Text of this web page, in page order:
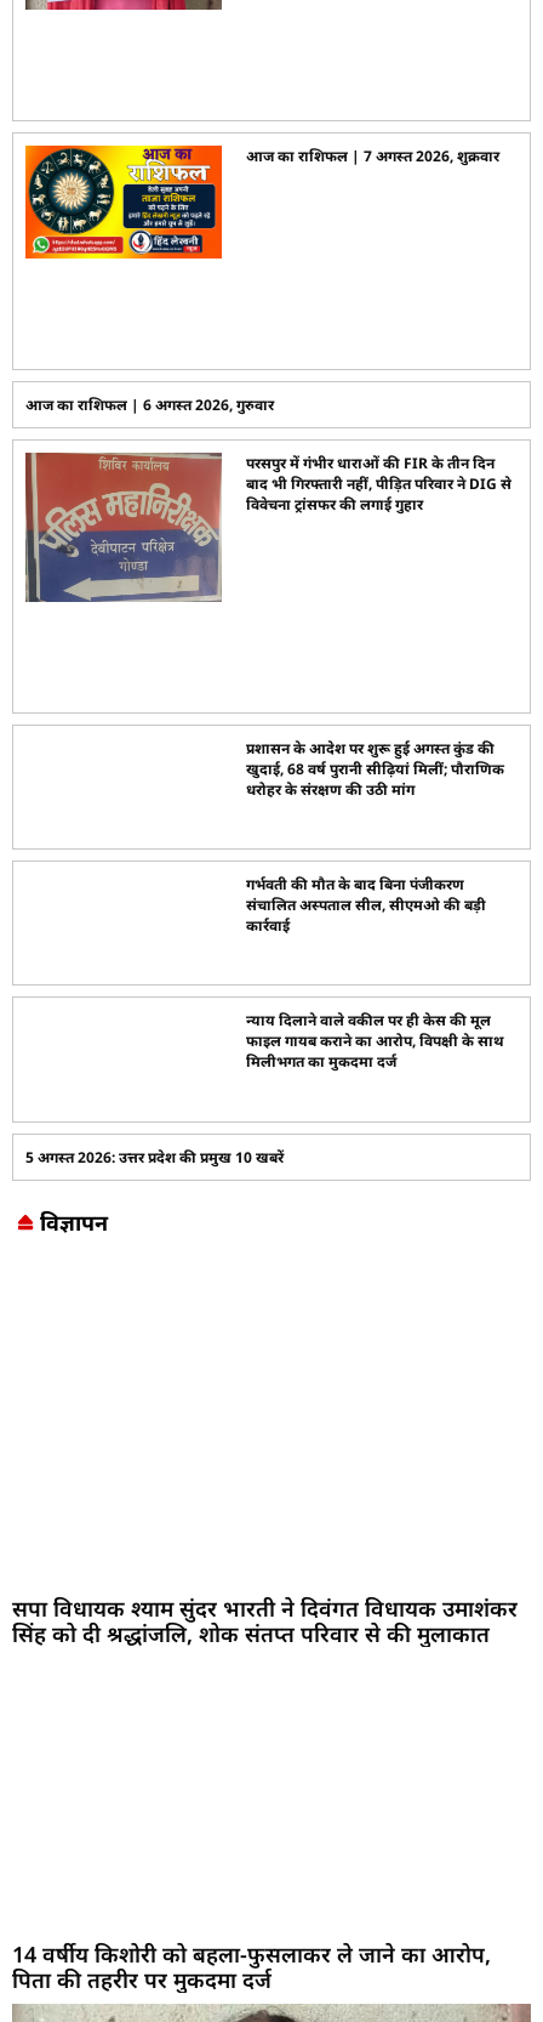
आज का राशिफल | 7 अगस्त 2026, शुक्रवार
आज का राशिफल | 6 अगस्त 2026, गुरुवार
परसपुर में गंभीर धाराओं की FIR के तीन दिन
बाद भी गिरफ्तारी नहीं, पीड़ित परिवार ने DIG से
विवेचना ट्रांसफर की लगाई गुहार
प्रशासन के आदेश पर शुरू हुई अगस्त कुंड की
खुदाई, 68 वर्ष पुरानी सीढ़ियां मिलीं; पौराणिक
धरोहर के संरक्षण की उठी मांग
गर्भवती की मौत के बाद बिना पंजीकरण
संचालित अस्पताल सील, सीएमओ की बड़ी
कार्रवाई
न्याय दिलाने वाले वकील पर ही केस की मूल
फाइल गायब कराने का आरोप, विपक्षी के साथ
मिलीभगत का मुकदमा दर्ज
5 अगस्त 2026: उत्तर प्रदेश की प्रमुख 10 खबरें
विज्ञापन
सपा विधायक श्याम सुंदर भारती ने दिवंगत विधायक उमाशंकर
सिंह को दी श्रद्धांजलि, शोक संतप्त परिवार से की मुलाकात
14 वर्षीय किशोरी को बहला-फुसलाकर ले जाने का आरोप,
पिता की तहरीर पर मुकदमा दर्ज